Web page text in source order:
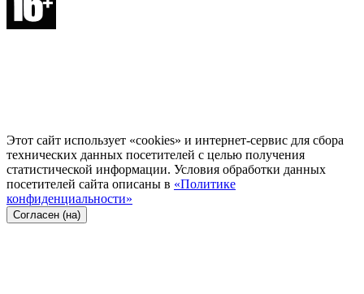
Этот сайт использует «cookies» и интернет-сервис для сбора
технических данных посетителей с целью получения
статистической информации. Условия обработки данных
посетителей сайта описаны в «Политике
конфиденциальности»
Согласен (на)